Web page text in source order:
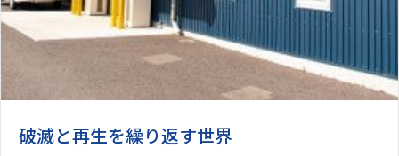
破滅と再生を繰り返す世界